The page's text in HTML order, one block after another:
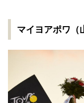
マイヨアポワ（